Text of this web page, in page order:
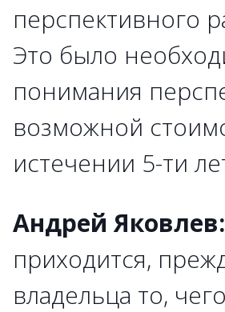
перспективного
Это было
понимания
возможной
истечении 5-ти
Андрей Яковлев:
приходится,
владельца то,